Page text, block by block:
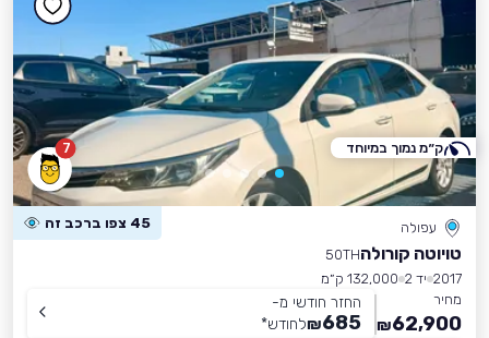
7
עפולה 45 צפו ברכב זה
טויוטה קורולה50TH
2017 יד 2
132,000 ק״מ
מחיר
62,900
₪
החזר חודשי מ-
685
₪לחודש*
ק״מ נמוך במיוחד